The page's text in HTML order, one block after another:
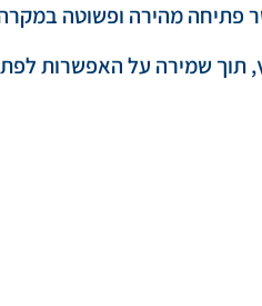
פתיחה מהירה ופשוטה
תוך שמירה על האפשרות